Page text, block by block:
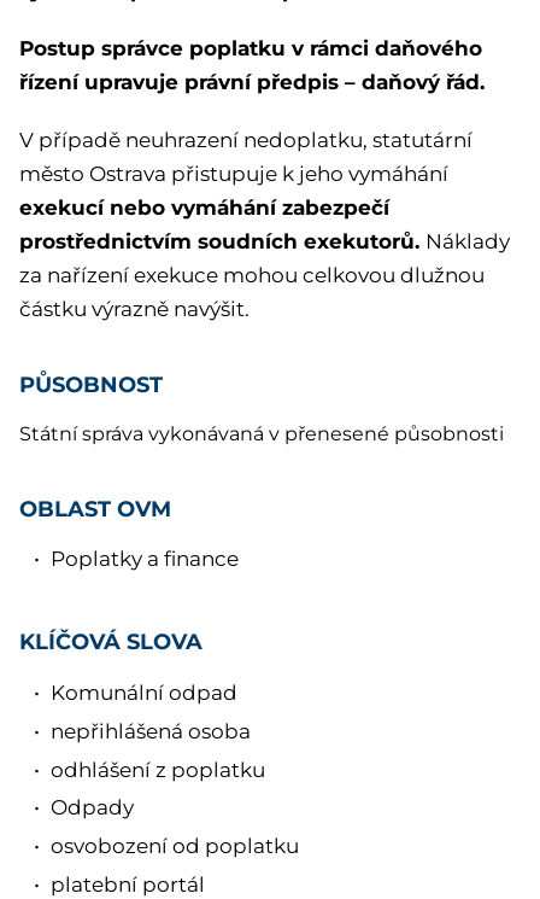
Postup správce poplatku v rámci daňového
řízení upravuje právní předpis – daňový řád.
V případě neuhrazení nedoplatku, statutární
město Ostrava přistupuje k jeho vymáhání
exekucí nebo vymáhání zabezpečí
prostřednictvím soudních exekutorů. Náklady
za nařízení exekuce mohou celkovou dlužnou
částku výrazně navýšit.
PŮSOBNOST
Státní správa vykonávaná v přenesené působnosti
OBLAST OVM
Poplatky a finance
KLÍČOVÁ SLOVA
Komunální odpad
nepřihlášená osoba
odhlášení z poplatku
Odpady
osvobození od poplatku
platební portál